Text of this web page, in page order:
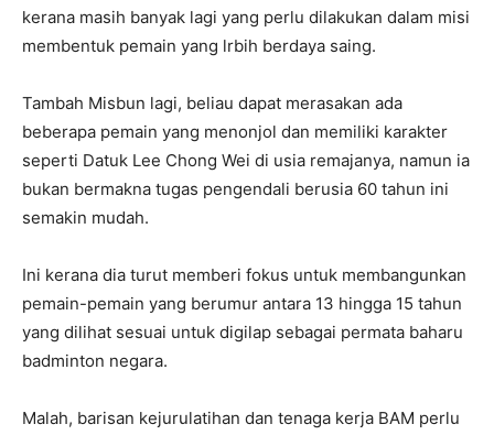
kerana masih banyak lagi yang perlu dilakukan dalam misi
membentuk pemain yang lrbih berdaya saing.
Tambah Misbun lagi, beliau dapat merasakan ada
beberapa pemain yang menonjol dan memiliki karakter
seperti Datuk Lee Chong Wei di usia remajanya, namun ia
bukan bermakna tugas pengendali berusia 60 tahun ini
semakin mudah.
Ini kerana dia turut memberi fokus untuk membangunkan
pemain-pemain yang berumur antara 13 hingga 15 tahun
yang dilihat sesuai untuk digilap sebagai permata baharu
badminton negara.
Malah, barisan kejurulatihan dan tenaga kerja BAM perlu